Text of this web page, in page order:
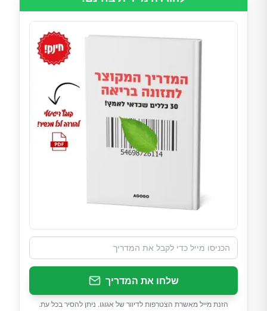
שלחו את המדריך
הזנת מייל מאשרת הצטרפות לדיוור של אגוגו. ניתן להסיר בכל עת.